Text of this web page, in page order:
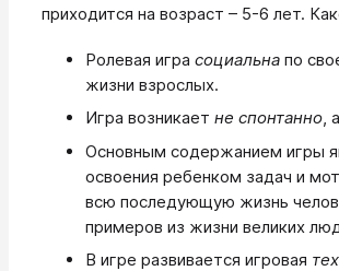
приходится на возраст – 5-6 лет.
Ролевая игра социальна по
жизни взрослых.
Игра возникает не спонтанно,
Основным содержанием игры
освоения ребенком задач и
всю последующую жизнь
примеров из жизни великих
В игре развивается игровая